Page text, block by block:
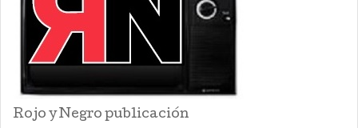
Rojo y Negro publicación